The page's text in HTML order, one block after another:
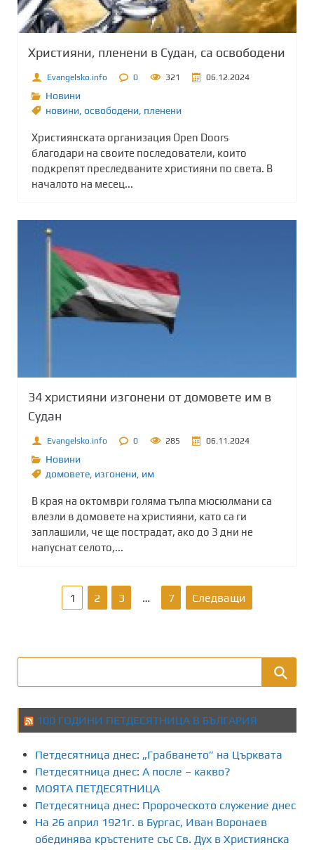
Християни, пленени в Судан, са освободени
Evangelsko.info 0 321 06.12.2024
Новини
новини, освободени, пленени
Християнската организация Open Doors
благодари на своите последователи, които
подкрепят преследваните християни по света. В
началото на месец...
34 християни изгонени от домовете им в
Судан
Evangelsko.info 0 285 06.11.2024
Новини
домовете изгонени им
В края на октомври голяма тълпа мюсюлмани са
влезли в домовете на християни, като са ги
заплашили, че ще пострадат, ако до 3 дни не
напуснат селото,...
з
д
е
я
н
е
1 2 3 … 7 Следващи
100 ГОДИНИ ПЕТДЕСЯТНИЦА В БЪЛГАРИЯ
Петдесятница днес: „Грабването” на Църквата
Петдесятница днес: А после – какво?
МОЯТА ПЕТДЕСЯТНИЦА
Петдесятница днес: Пророческото служение днес
На 26 април 1921г. в Бургас, Иван Воронаев
обединява кръстените със Св. Дух в Християнска